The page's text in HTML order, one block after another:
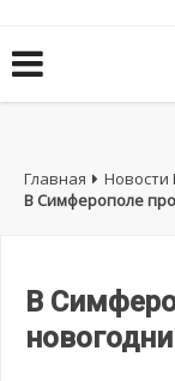
Главная
В Симферополе
В